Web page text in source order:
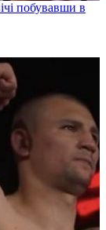
побувавши в